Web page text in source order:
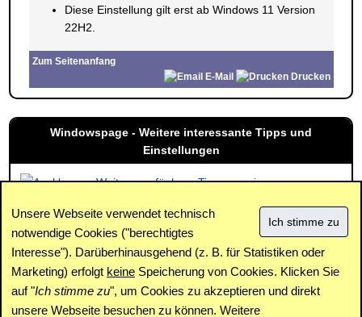
Diese Einstellung gilt erst ab Windows 11 Version
22H2.
Zum Seitenanfang
E-Mail
Drucken
Windowspage - Weitere interessante Tipps und
Einstellungen
Weitere verfügbare Tipps anzeigen
Unsere Webseite verwendet technisch
notwendige Cookies ("berechtigtes
Interesse"). Darüberhinausgehend (z. B. für Statistiken oder
Marketing) erfolgt keine Speicherung von Cookies. Klicken Sie
auf "Ich stimme zu", um Cookies zu akzeptieren und direkt
unsere Webseite besuchen zu können. Weitere
Impressum | Kontakt | Datenschutz / Cookies |
SPAM /
Abuse
| Newsletter | Forum